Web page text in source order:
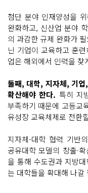
첨단 분야 인재양성을
완화하고, 신산업 분야
의 과감한 규제 완화가
닌 기업이 교육하고 훈
업은 해외에서 인력을 찾
둘째, 대학, 지자체, 기
확산해야 한다. 특히 지
부족하기 때문에 고등교
유성장 교육체제로 전환
지자체-대학 협력 기반
공유대학 모델의 창출·
을 통해 수도권과 지방
는 대학들을 확대해 나갈